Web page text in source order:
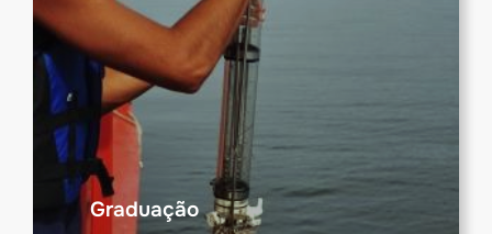
Graduação